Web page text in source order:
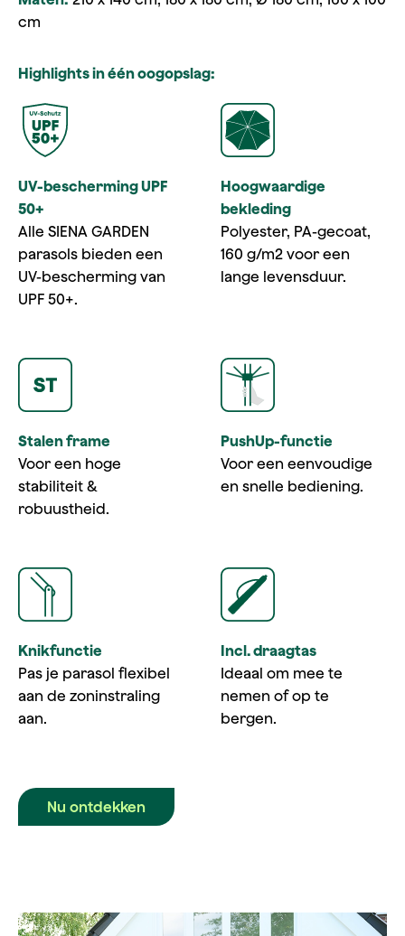
cm
Highlights in één oogopslag:
UV-bescherming UPF
50+
Alle SIENA GARDEN
parasols bieden een
UV-bescherming van
UPF 50+.
Hoogwaardige
bekleding
Polyester, PA-gecoat,
160 g/m2 voor een
lange levensduur.
Stalen frame
Voor een hoge
stabiliteit &
robuustheid.
PushUp-functie
Voor een eenvoudige
en snelle bediening.
Knikfunctie
Pas je parasol flexibel
aan de zoninstraling
aan.
Incl. draagtas
Ideaal om mee te
nemen of op te
bergen.
Nu ontdekken